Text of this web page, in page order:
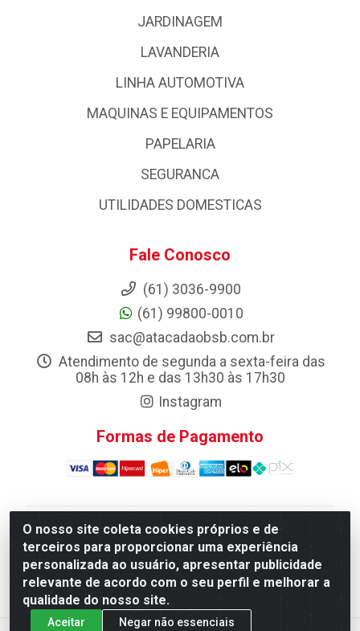
O nosso site coleta cookies próprios e de
terceiros para proporcionar uma experiência
personalizada ao usuário, apresentar publicidade
relevante de acordo com o seu perfil e melhorar a
qualidade do nosso site.
Aceitar Negar não essenciais
JARDINAGEM
LAVANDERIA
LINHA AUTOMOTIVA
MAQUINAS E EQUIPAMENTOS
PAPELARIA
SEGURANCA
UTILIDADES DOMESTICAS
Fale Conosco
(61) 3036-9900
(61) 99800-0010
sac@atacadaobsb.com.br
Atendimento de segunda a sexta-feira das
08h às 12h e das 13h30 às 17h30
Instagram
Formas de Pagamento
Atacadao da Limpeza F. Pereira Queiroz Comercio e
Distribuicao LTDA - Quadra Qi 10 Lotes 39 e, 41 - Setor
Industrial (Taguatinga), Brasília/DF - CEP 72.135-100 -
CNPJ 13.184.675/0001-80